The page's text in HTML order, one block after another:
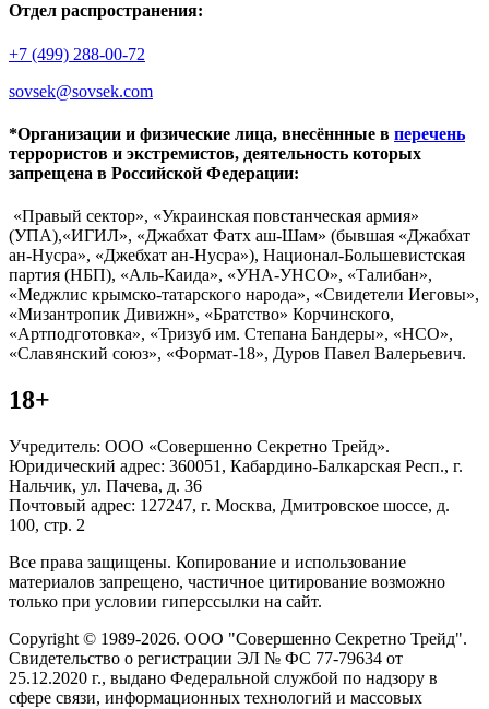
Отдел распространения:
+7 (499) 288-00-72
sovsek@sovsek.com
*Организации и физические лица, внесённные в перечень
террористов и экстремистов, деятельность которых
запрещена в Российской Федерации:
«Правый сектор», «Украинская повстанческая армия»
(УПА),«ИГИЛ», «Джабхат Фатх аш-Шам» (бывшая «Джабхат
ан-Нусра», «Джебхат ан-Нусра»), Национал-Большевистская
партия (НБП), «Аль-Каида», «УНА-УНСО», «Талибан»,
«Меджлис крымско-татарского народа», «Свидетели Иеговы»,
«Мизантропик Дивижн», «Братство» Корчинского,
«Артподготовка», «Тризуб им. Степана Бандеры», «НСО»,
«Славянский союз», «Формат-18», Дуров Павел Валерьевич.
18+
Учредитель: ООО «Совершенно Секретно Трейд».
Юридический адрес: 360051, Кабардино-Балкарская Респ., г.
Нальчик, ул. Пачева, д. 36
Почтовый адрес: 127247, г. Москва, Дмитровское шоссе, д.
100, стр. 2
Все права защищены. Копирование и использование
материалов запрещено, частичное цитирование возможно
только при условии гиперссылки на сайт.
Copyright © 1989-2026. ООО "Совершенно Секретно Трейд".
Свидетельство о регистрации ЭЛ № ФС 77-79634 от
25.12.2020 г., выдано Федеральной службой по надзору в
сфере связи, информационных технологий и массовых